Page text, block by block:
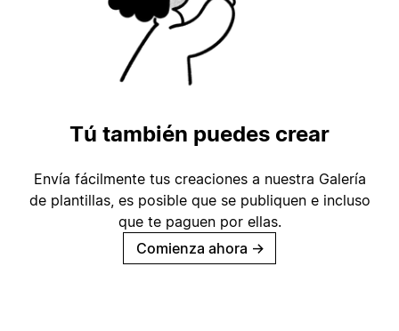
Tú también puedes crear
Envía fácilmente tus creaciones a nuestra Galería
de plantillas, es posible que se publiquen e incluso
que te paguen por ellas.
Comienza ahora →